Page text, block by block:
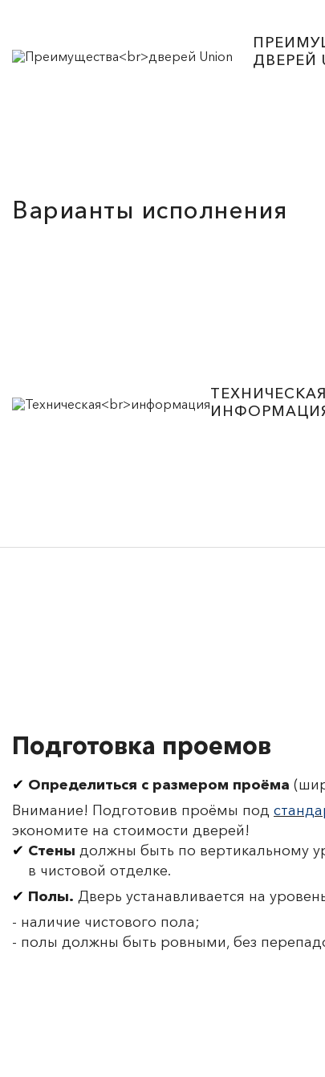
ДВЕРЕЙ
Варианты исполнения
ТЕХНИЧЕСКАЯ
Подготовка проемов
Определиться с размером проёма
Внимание! Подготовив проёмы под
экономите на стоимости дверей!
Стены должны быть по вертикальному
в чистовой отделке.
Полы. Дверь устанавливается на
- наличие чистового пола;
- полы должны быть ровными, без